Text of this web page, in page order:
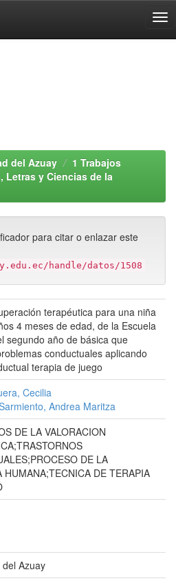
del Azuay
1 Trabajos
Letras y Ciencias de la
para citar o enlazar este
handle/datos/1508
terapéutica para una niña
4 meses de edad, de la Escuela
segundo año de básica que
conductuales aplicando
terapia de juego
Cecilia
Andrea Maritza
DE LA VALORACION
DE LA
HUMANA;TECNICA DE TERAPIA
Azuay